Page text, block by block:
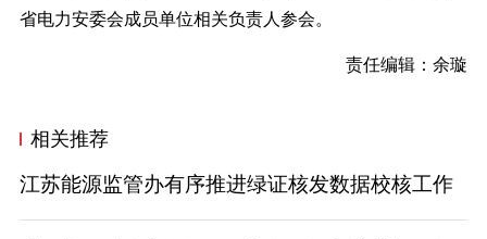
省电力安委会成员单位相关负责人参会。
责任编辑：余璇
相关推荐
江苏能源监管办有序推进绿证核发数据校核工作